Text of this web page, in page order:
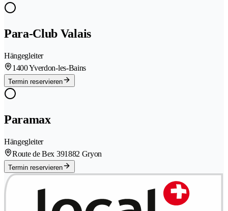
Para-Club Valais
Hängegleiter
1400 Yverdon-les-Bains
Termin reservieren
Paramax
Hängegleiter
Route de Bex 391882 Gryon
Termin reservieren